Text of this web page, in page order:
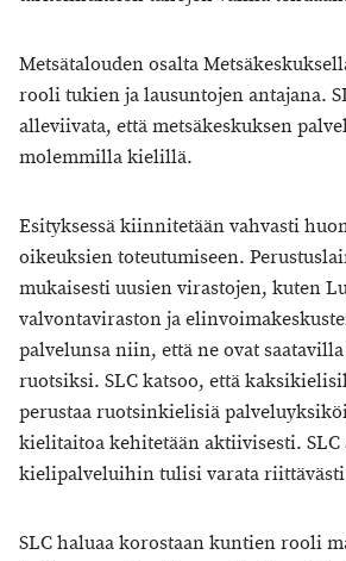
Metsätalouden osalta
rooli tukien ja lausuntojen antajana.
alleviivata, että metsäkeskuksen
molemmilla kielillä.
Esityksessä kiinnitetään vahvasti
oikeuksien toteutumiseen.
mukaisesti uusien virastojen, kuten
valvontaviraston ja
palvelunsa niin, että ne ovat
ruotsiksi. SLC katsoo, että
perustaa ruotsinkielisiä
kielitaitoa kehitetään aktiivisesti. SLC
kielipalveluihin tulisi varata riittävästi
SLC haluaa korostaan kuntien rooli